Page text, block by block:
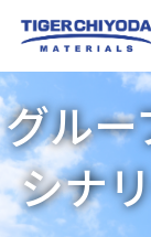
グル
シナ